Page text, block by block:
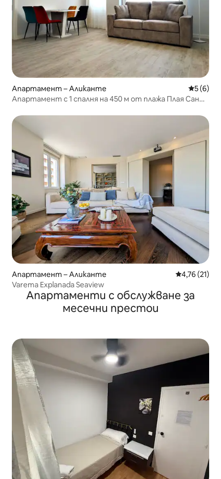
Апартамент – Аликанте Средна
5 (6)
Апартамент с 1 спалня на 450 м от плажа Плая Сан
Апартамент – Аликанте Средна
4,76 (21)
Varema Explanada Seaview
Апартаменти с обслужване за
месечни престои